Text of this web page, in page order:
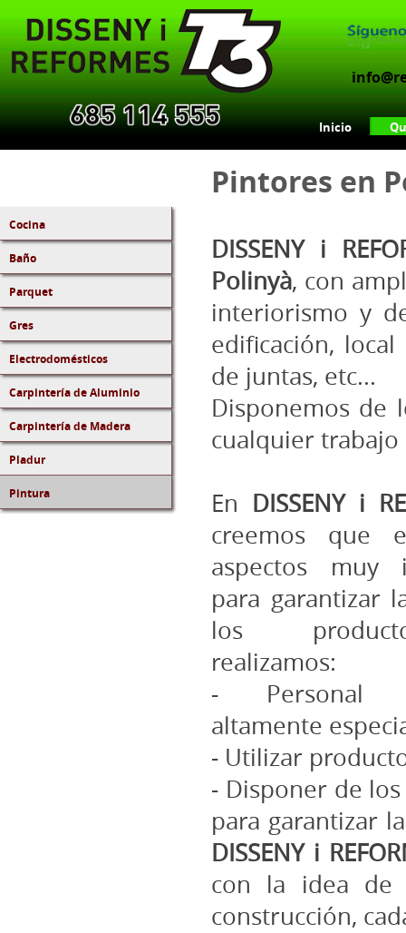
Inicio
Cocina
Baño
Parquet
Gres
Electrodomésticos
Carpintería de Aluminio
Carpintería de Madera
Pladur
Pintura
Pintores en
DISSENY i
Polinyà, con
interiorismo y
edificación,
de juntas, etc...
Disponemos de
cualquier
En DISSENY i
creemos que
aspectos muy
para garantizar
los
realizamos:
- Personal
altamente
- Utilizar
- Disponer de
para garantizar
DISSENY i
con la idea de
construcción,